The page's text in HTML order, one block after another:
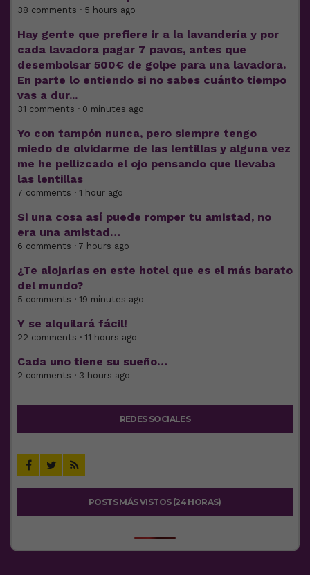
38 comments · 5 hours ago
Hay gente que prefiere ir a la lavandería y por
cada lavadora pagar 7 pavos, antes que
desembolsar 500€ de golpe para una lavadora.
En parte lo entiendo si no sabes cuánto tiempo
vas a dur...
31 comments · 0 minutes ago
Yo con tampón nunca, pero siempre tengo
miedo de olvidarme de las lentillas y alguna vez
me he pellizcado el ojo pensando que llevaba
las lentillas
7 comments · 1 hour ago
Si una cosa así puede romper tu amistad, no
era una amistad…
6 comments · 7 hours ago
¿Te alojarías en este hotel que es el más barato
del mundo?
5 comments · 19 minutes ago
Y se alquilará fácil!
22 comments · 11 hours ago
Cada uno tiene su sueño…
2 comments · 3 hours ago
REDES SOCIALES
POSTS MÁS VISTOS (24 HORAS)